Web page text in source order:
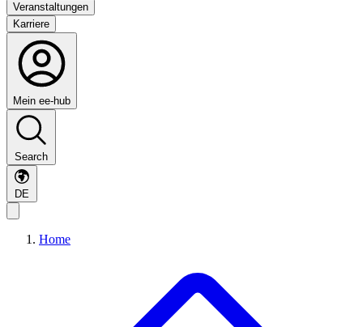
Veranstaltungen
Karriere
Mein ee-hub
Search
DE
Home